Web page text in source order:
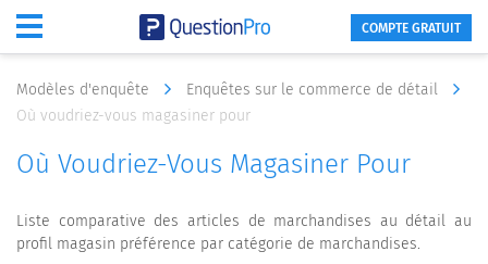
COMPTE GRATUIT
Modèles d'enquête
Enquêtes sur le commerce de détail
Où voudriez-vous magasiner pour
Où Voudriez-Vous Magasiner Pour
Liste comparative des articles de marchandises au détail au
profil magasin préférence par catégorie de marchandises.